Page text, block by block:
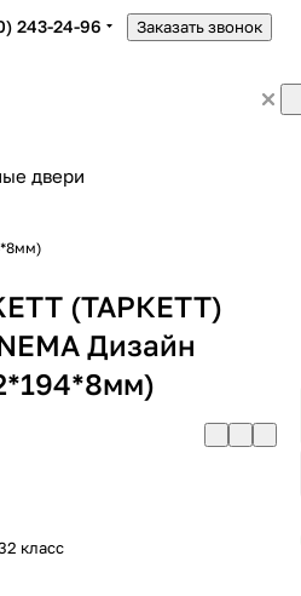
243-24-96 Заказать звонок
двери
(ТАРКЕТТ)
Дизайн
класс